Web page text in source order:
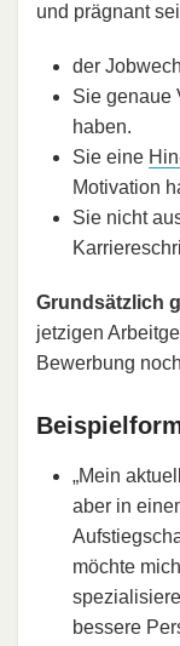
und prägnant
der
Sie genaue
haben.
Sie eine
Motivation
Sie nicht
Grundsätzlich
jetzigen
Bewerbung
„Mein
aber in
möchte
bessere